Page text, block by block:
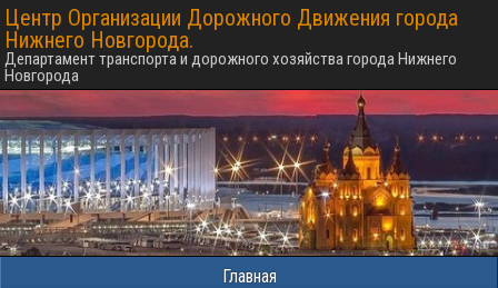
Центр Организации Дорожного Движения города
Нижнего Новгорода.
Департамент транспорта и дорожного хозяйства города Нижнего
Новгорода
Главная